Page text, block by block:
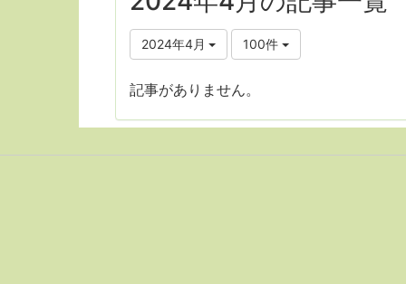
2024年4月 100件
記事がありません。